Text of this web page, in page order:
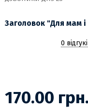
Заголовок "Для мам
0
170.00 грн.